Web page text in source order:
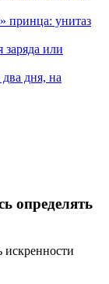
принца: унитаз
заряда или
дня, на
определять
искренности